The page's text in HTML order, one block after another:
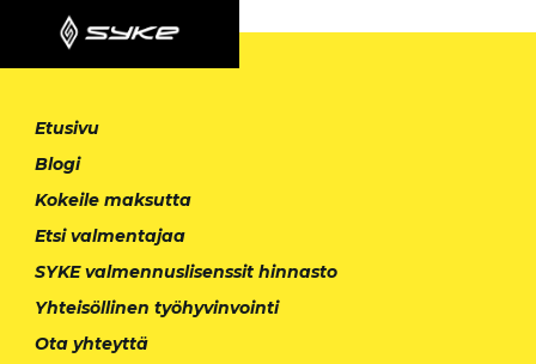
Etusivu
Blogi
Kokeile maksutta
Etsi valmentajaa
SYKE valmennuslisenssit hinnasto
Yhteisöllinen työhyvinvointi
Ota yhteyttä